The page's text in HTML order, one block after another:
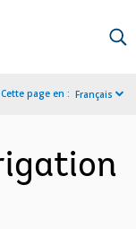
Cette page en : Français